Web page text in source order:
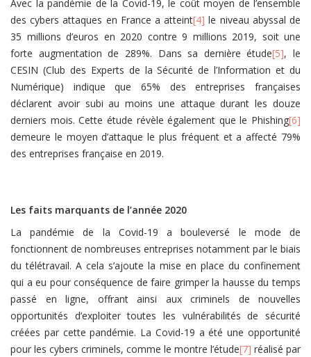
Avec la pandémie de la Covid-19, le coût moyen de l’ensemble
des cybers attaques en France a atteint[4] le niveau abyssal de
35 millions d’euros en 2020 contre 9 millions 2019, soit une
forte augmentation de 289%. Dans sa dernière étude[5], le
CESIN (Club des Experts de la Sécurité de l’Information et du
Numérique) indique que 65% des entreprises françaises
déclarent avoir subi au moins une attaque durant les douze
derniers mois. Cette étude révèle également que le Phishing[6]
demeure le moyen d’attaque le plus fréquent et a affecté 79%
des entreprises française en 2019.
Les faits marquants de l’année 2020
La pandémie de la Covid-19 a bouleversé le mode de
fonctionnent de nombreuses entreprises notamment par le biais
du télétravail. A cela s’ajoute la mise en place du confinement
qui a eu pour conséquence de faire grimper la hausse du temps
passé en ligne, offrant ainsi aux criminels de nouvelles
opportunités d’exploiter toutes les vulnérabilités de sécurité
créées par cette pandémie. La Covid-19 a été une opportunité
pour les cybers criminels, comme le montre l’étude[7] réalisé par